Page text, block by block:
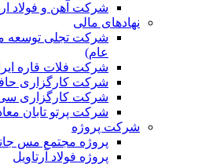
شرکت آهن و فولاد
نهادهای مالی
شرکت تجلی توسعه
عام)
شرکت فلات قاره
شرکت کارگزاری
شرکت کارگزاری
شرکت پرتو تابان
شرکت پروژه
پروژه مجتمع مس
پروژه فولاد آرتاویل